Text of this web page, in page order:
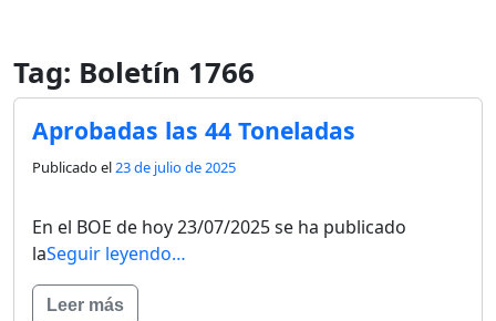
Tag: Boletín 1766
Aprobadas las 44 Toneladas
Publicado el23 de julio de 2025
En el BOE de hoy 23/07/2025 se ha publicado
laSeguir leyendo…
Leer más